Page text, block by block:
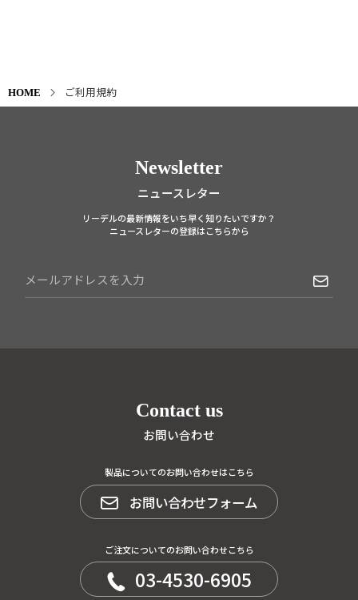
HOME ご利用規約
Newsletter
ニュースレター
リーデルの最新情報をいち早く知りたいですか？
ニュースレターの登録はこちらから
Contact us
お問い合わせ
製品についてのお問い合わせはこちら
お問い合わせフォーム
ご注文についてのお問い合わせこちら
03-4530-6905